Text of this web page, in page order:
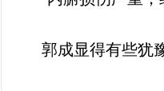
郭成显得有些犹